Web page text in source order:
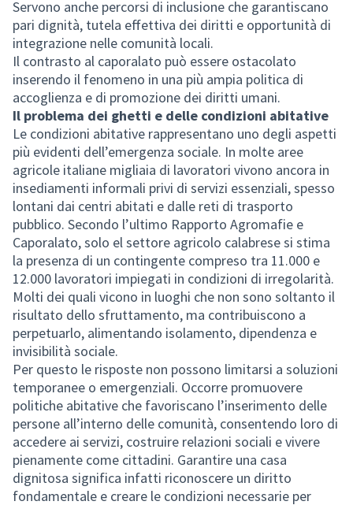
Servono anche percorsi di inclusione che garantiscano
pari dignità, tutela effettiva dei diritti e opportunità di
integrazione nelle comunità locali.
Il contrasto al caporalato può essere ostacolato
inserendo il fenomeno in una più ampia politica di
accoglienza e di promozione dei diritti umani.
Il problema dei ghetti e delle condizioni abitative
Le condizioni abitative rappresentano uno degli aspetti
più evidenti dell’emergenza sociale. In molte aree
agricole italiane migliaia di lavoratori vivono ancora in
insediamenti informali privi di servizi essenziali, spesso
lontani dai centri abitati e dalle reti di trasporto
pubblico. Secondo l’ultimo Rapporto Agromafie e
Caporalato, solo el settore agricolo calabrese si stima
la presenza di un contingente compreso tra 11.000 e
12.000 lavoratori impiegati in condizioni di irregolarità.
Molti dei quali vicono in luoghi che non sono soltanto il
risultato dello sfruttamento, ma contribuiscono a
perpetuarlo, alimentando isolamento, dipendenza e
invisibilità sociale.
Per questo le risposte non possono limitarsi a soluzioni
temporanee o emergenziali. Occorre promuovere
politiche abitative che favoriscano l’inserimento delle
persone all’interno delle comunità, consentendo loro di
accedere ai servizi, costruire relazioni sociali e vivere
pienamente come cittadini. Garantire una casa
dignitosa significa infatti riconoscere un diritto
fondamentale e creare le condizioni necessarie per